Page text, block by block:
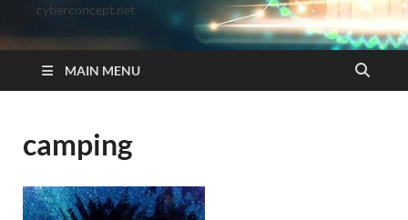
cyberconcept.net
MAIN MENU
camping